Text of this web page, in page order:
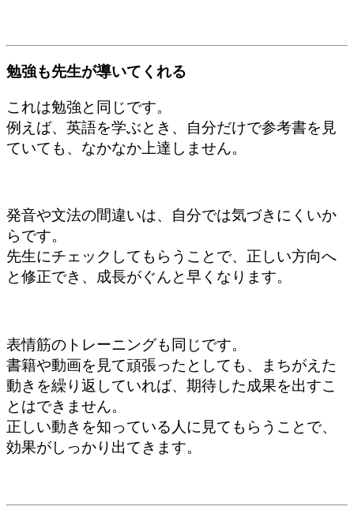
勉強も先生が導いてくれる
これは勉強と同じです。
例えば、英語を学ぶとき、 自分だけで参考書を見
ていても、 なかなか上達しません。
発音や文法の間違いは、 自分では気づきにくいか
らです。
先生にチェックしてもらうことで、 正しい方向へ
と修正でき、 成長がぐんと早くなります。
表情筋のトレーニングも同じです。
書籍や動画を見て頑張ったとしても、まちがえた
動きを繰り返していれば、期待した成果を出すこ
とはできません。
正しい動きを知っている人に 見てもらうことで、
効果がしっかり出てきます。